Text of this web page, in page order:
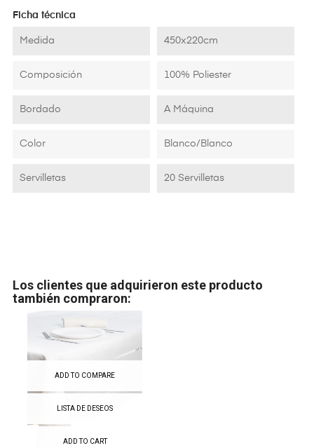
Ficha técnica
Medida 450x220cm
Composición 100% Poliester
Bordado A Máquina
Color Blanco/Blanco
Servilletas 20 Servilletas
Los clientes que adquirieron este producto
también compraron:
ADD TO COMPARE
LISTA DE DESEOS
ADD TO CART